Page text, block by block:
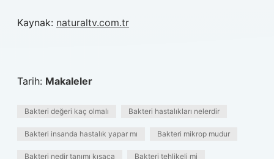
Kaynak: naturaltv.com.tr
Tarih: Makaleler
Bakteri değeri kaç olmalı Bakteri hastalıkları nelerdir
Bakteri insanda hastalık yapar mı Bakteri mikrop mudur
Bakteri nedir tanımı kısaca Bakteri tehlikeli mi